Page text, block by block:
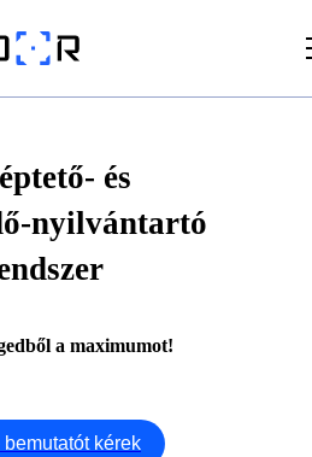
és
nyilvántartó
a maximumot!
kérek